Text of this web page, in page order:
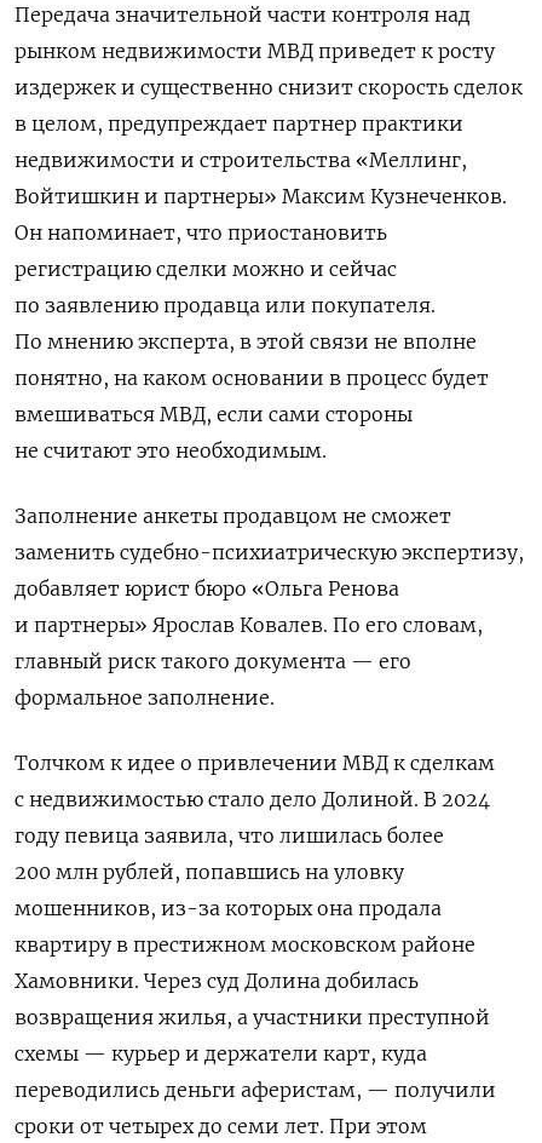
Передача значительной части контроля над
рынком недвижимости МВД приведет к росту
издержек и существенно снизит скорость сделок
в целом, предупреждает партнер практики
недвижимости и строительства «Меллинг,
Войтишкин и партнеры» Максим Кузнеченков.
Он напоминает, что приостановить
регистрацию сделки можно и сейчас
по заявлению продавца или покупателя.
По мнению эксперта, в этой связи не вполне
понятно, на каком основании в процесс будет
вмешиваться МВД, если сами стороны
не считают это необходимым.
Заполнение анкеты продавцом не сможет
заменить судебно-психиатрическую экспертизу,
добавляет юрист бюро «Ольга Ренова
и партнеры» Ярослав Ковалев. По его словам,
главный риск такого документа — его
формальное заполнение.
Толчком к идее о привлечении МВД к сделкам
с недвижимостью стало дело Долиной. В 2024
году певица заявила, что лишилась более
200 млн рублей, попавшись на уловку
мошенников, из-за которых она продала
квартиру в престижном московском районе
Хамовники. Через суд Долина добилась
возвращения жилья, а участники преступной
схемы — курьер и держатели карт, куда
переводились деньги аферистам, — получили
сроки от четырех до семи лет. При этом